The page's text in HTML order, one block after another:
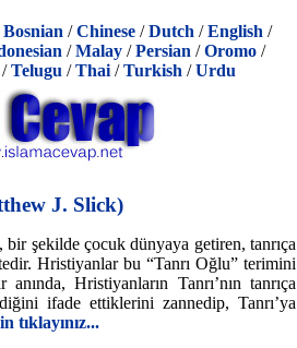
Bosnian /Chinese/Dutch /English /
/Malay/Persian /Oromo/
Telugu /Thai/Turkish /Urdu
J. Slick)
şekilde çocuk dünyaya getiren, tanrıça
Hristiyanlar bu “Tanrı Oğlu” terimini
Hristiyanların Tanrı’nın tanrıça
ifade ettiklerini zannedip, Tanrı’ya
tıklayınız...